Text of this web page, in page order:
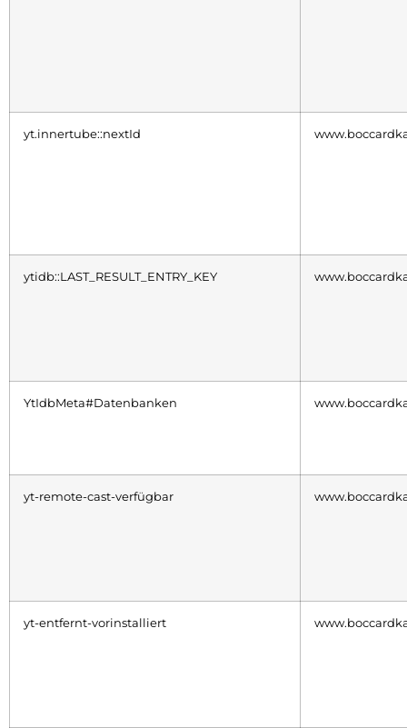
yt.innertube::nextId
ytidb::LAST_RESULT_ENTRY_KEY
YtIdbMeta#Datenbanken
yt-remote-cast-verfügbar
yt-entfernt-vorinstalliert